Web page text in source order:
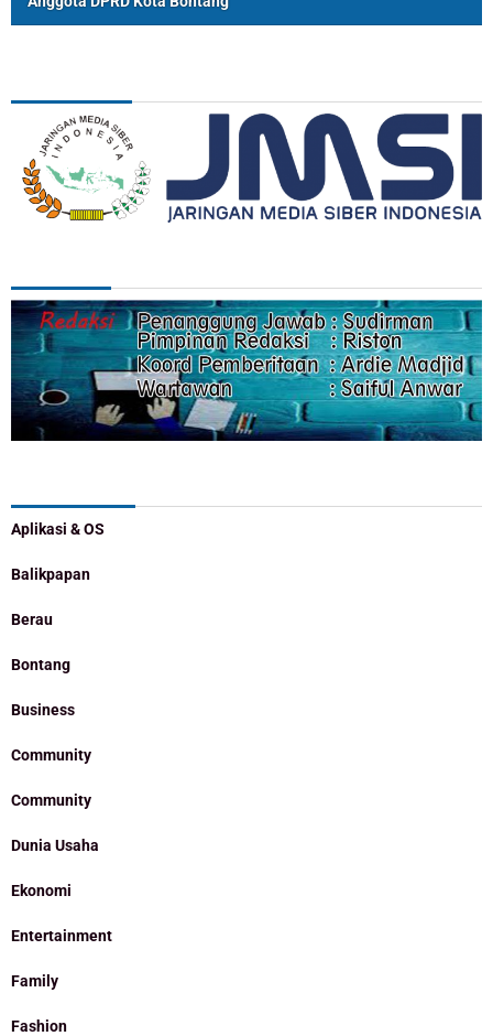
Aplikasi & OS
Balikpapan
Berau
Bontang
Business
Community
Community
Dunia Usaha
Ekonomi
Entertainment
Family
Fashion